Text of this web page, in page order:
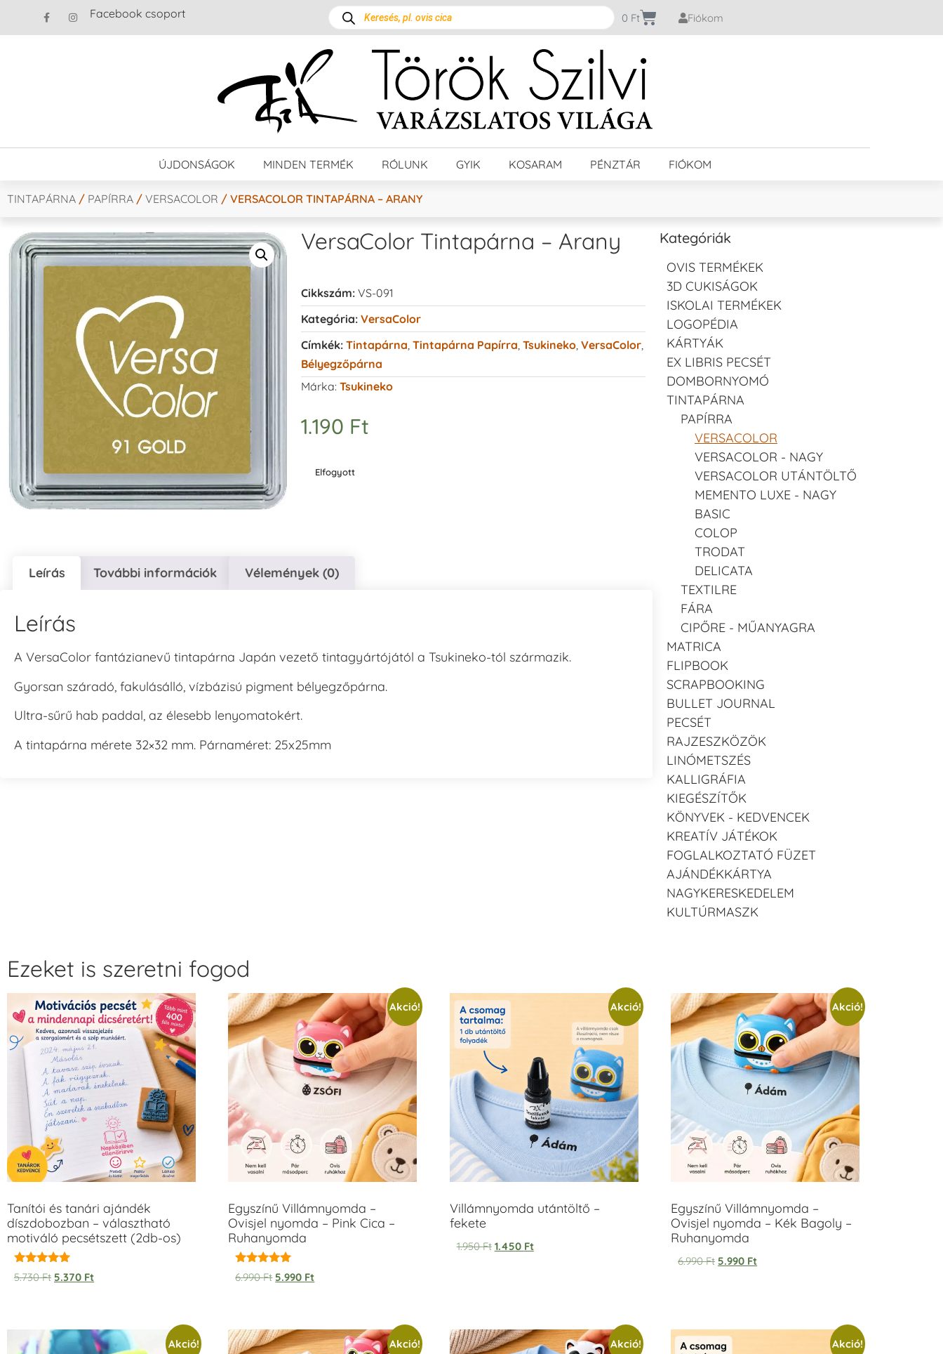
Facebook csoport 0 Ft Fiókom
ÚJDONSÁGOK MINDEN TERMÉK RÓLUNK GYIK KOSARAM PÉNZTÁR FIÓKOM
TINTAPÁRNA / PAPÍRRA / VERSACOLOR / VERSACOLOR TINTAPÁRNA – ARANY
VersaColor Tintapárna – Arany
Cikkszám: VS-091
Kategória: VersaColor
Címkék: Tintapárna Tintapárna Papírra Tsukineko, VersaColor,
Bélyegzőpárna
Márka: Tsukineko
1.190 Ft
Elfogyott
Leírás További információk Vélemények (0)
Leírás
A VersaColor fantázianevű tintapárna Japán vezető tintagyártójától a Tsukineko-tól származik.
Gyorsan száradó, fakulásálló, vízbázisú pigment bélyegzőpárna.
Ultra-sűrű hab paddal, az élesebb lenyomatokért.
A tintapárna mérete 32×32 mm. Párnaméret: 25x25mm
Kategóriák
OVIS TERMÉKEK
3D CUKISÁGOK
ISKOLAI TERMÉKEK
LOGOPÉDIA
KÁRTYÁK
EX LIBRIS PECSÉT
DOMBORNYOMÓ
TINTAPÁRNA
PAPÍRRA
VERSACOLOR
VERSACOLOR - NAGY
VERSACOLOR UTÁNTÖLTŐ
MEMENTO LUXE - NAGY
BASIC
COLOP
TRODAT
DELICATA
TEXTILRE
FÁRA
CIPŐRE - MŰANYAGRA
MATRICA
FLIPBOOK
SCRAPBOOKING
BULLET JOURNAL
PECSÉT
RAJZESZKÖZÖK
LINÓMETSZÉS
KALLIGRÁFIA
KIEGÉSZÍTŐK
KÖNYVEK - KEDVENCEK
KREATÍV JÁTÉKOK
FOGLALKOZTATÓ FÜZET
AJÁNDÉKKÁRTYA
NAGYKERESKEDELEM
KULTÚRMASZK
Ezeket is szeretni fogod
Tanítói és tanári ajándék
díszdobozban – választható
motiváló pecsétszett (2db-os)
Értékelés:
5.00
5.730Ft 5.370 Ft
Akció!
Egyszínű Villámnyomda –
Ovisjel nyomda – Pink Cica –
Ruhanyomda
Értékelés:
5.00
6.990Ft 5.990 Ft
Akció!
Villámnyomda utántöltő –
fekete
1.950Ft 1.450 Ft
Akció!
Egyszínű Villámnyomda –
Ovisjel nyomda – Kék Bagoly –
Ruhanyomda
6.990Ft 5.990 Ft
Akció! Akció! Akció! Akció!